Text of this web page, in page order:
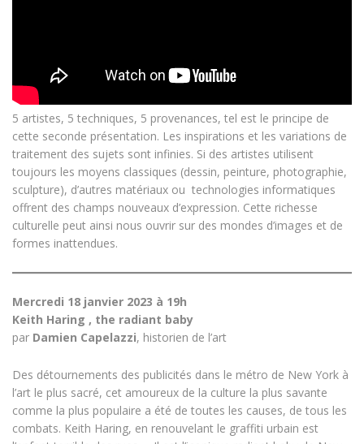
5 artistes, 5 techniques, 5 provenances, tel est le principe de
cette seconde présentation. Les inspirations et les variations de
traitement des sujets sont infinies. Si des artistes utilisent
toujours les moyens classiques (dessin, peinture, photographie,
sculpture), d’autres matériaux ou technologies informatiques
offrent des champs nouveaux d’expression. Cette richesse
culturelle peut ainsi nous ouvrir sur des mondes d’images et de
formes inattendues.
Mercredi 18 janvier 2023 à 19h
Keith Haring , the radiant baby
par Damien Capelazzi, historien de l’art
Des détournements des publicités dans le métro de New York à
l’art le plus sacré, cet amoureux de la culture la plus savante
comme la plus populaire a été de toutes les causes, de tous les
combats. Keith Haring, en renouvelant le graffiti urbain est